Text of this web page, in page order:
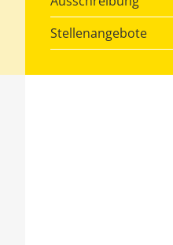
Stellenangebote